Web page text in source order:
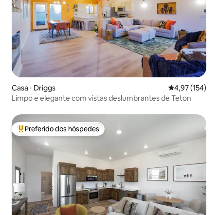
Casa ⋅ Driggs 4,97 de uma
4,97 (154)
Limpo e elegante com vistas deslumbrantes de Teton
Entre os melhores preferidos dos hóspedes
Preferido dos hóspedes